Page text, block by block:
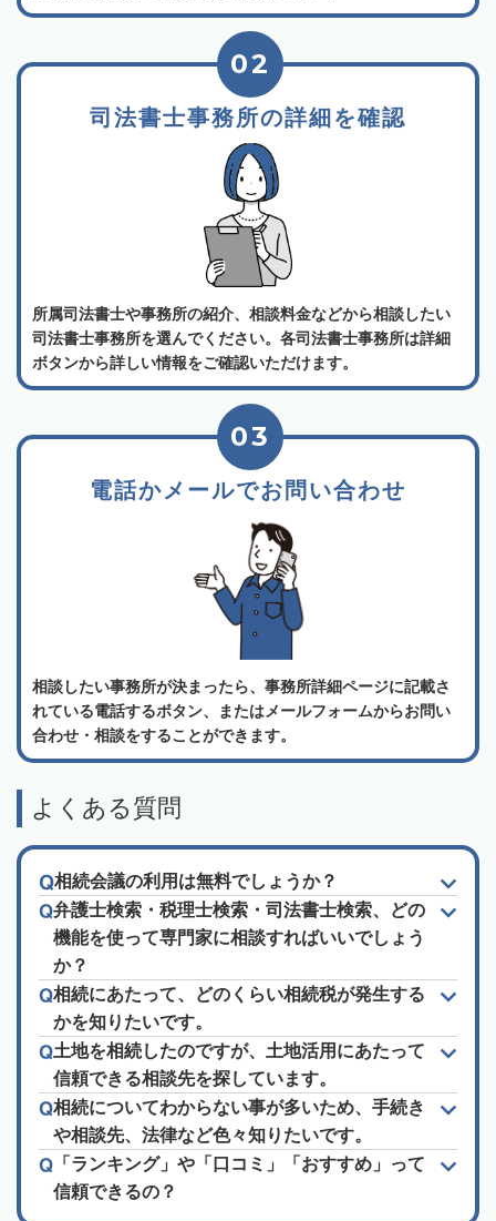
司法書士事務所の詳細を確認
02
所属司法書士や事務所の紹介、相談料金などから相談したい
司法書士事務所を選んでください。各司法書士事務所は詳細
ボタンから詳しい情報をご確認いただけます。
電話かメールでお問い合わせ
03
相談したい事務所が決まったら、事務所詳細ページに記載さ
れている電話するボタン、またはメールフォームからお問い
合わせ・相談をすることができます。
よくある質問
相続会議の利用は無料でしょうか？
弁護士検索・税理士検索・司法書士検索、どの
機能を使って専門家に相談すればいいでしょう
か？
相続にあたって、どのくらい相続税が発生する
かを知りたいです。
土地を相続したのですが、土地活用にあたって
信頼できる相談先を探しています。
相続についてわからない事が多いため、手続き
や相談先、法律など色々知りたいです。
「ランキング」や「口コミ」「おすすめ」って
信頼できるの？